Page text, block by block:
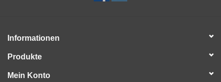
Informationen
Produkte
Mein Konto